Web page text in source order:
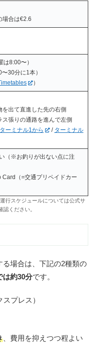
場合は€2.6
8:00〜）
30分に1本）
）
を出て直進した先の右側
ス張りの通路を進んで左側
ターミナル1から / ターミナル
（※お釣りが出ない点に注
Card（=交通プリペイドカー
行スケジュールについては公式サ
認ください。
場合は、下記の2種類の
は約30分です。
スプレス）
、費用を抑えつつ程よい